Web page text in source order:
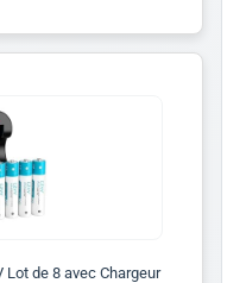
Lot de 8 avec Chargeur